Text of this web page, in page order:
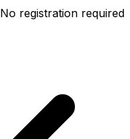
No registration required